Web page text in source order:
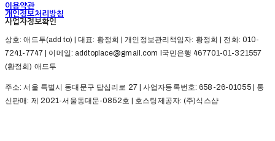
이용약관
개인정보처리방침
사업자정보확인
상호: 애드투(add to) | 대표: 황정희 | 개인정보관리책임자: 황정희 | 전화: 010-
7241-7747 | 이메일: addtoplace@gmail.com l국민은행 467701-01-321557
(황정희) 애드투
주소: 서울 특별시 동대문구 답십리로 27 | 사업자등록번호:658-26-01055| 통
신판매: 제 2021-서울동대문-0852호 | 호스팅제공자: (주)식스샵